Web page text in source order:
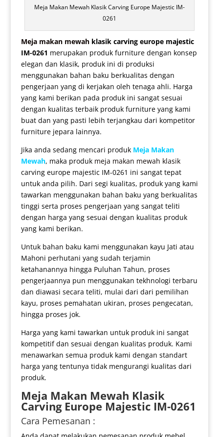
Meja Makan Mewah Klasik Carving Europe Majestic IM-
0261
Meja makan mewahklasik carving europe majestic
IM-0261 merupakan produk furniture dengan konsep
elegan dan klasik, produk ini di produksi
menggunakan bahan baku berkualitas dengan
pengerjaan yang di kerjakan oleh tenaga ahli. Harga
yang kami berikan pada produk ini sangat sesuai
dengan kualitas terbaik produk furniture yang kami
buat dan yang pasti lebih terjangkau dari kompetitor
furniture jepara lainnya.
Jika anda sedang mencari produk Meja Makan
Mewah, maka produk meja makan mewah klasik
carving europe majestic IM-0261 ini sangat tepat
untuk anda pilih. Dari segi kualitas, produk yang kami
tawarkan menggunakan bahan baku yang berkualitas
tinggi serta proses pengerjaan yang sangat teliti
dengan harga yang sesuai dengan kualitas produk
yang kami berikan.
Untuk bahan baku kami menggunakan kayu Jati atau
Mahoni perhutani yang sudah terjamin
ketahanannya hingga Puluhan Tahun, proses
pengerjaannya pun menggunakan tekhnologi terbaru
dan diawasi secara teliti, mulai dari dari pemilihan
kayu, proses pemahatan ukiran, proses pengecatan,
hingga proses jok.
Harga yang kami tawarkan untuk produk ini sangat
kompetitif dan sesuai dengan kualitas produk. Kami
menawarkan semua produk kami dengan standart
harga yang tentunya tidak mengurangi kualitas dari
produk.
Meja Makan Mewah Klasik
Carving Europe Majestic IM-0261
Cara Pemesanan :